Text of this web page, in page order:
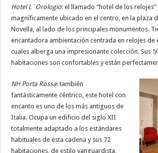
Hotel L´Orologio: el llamado “hotel de los relojes”
magníficamente ubicado en el centro, en la plaza
Novella, al lado de los principales monumentos.
encantadora ambientación centrada en relojes de
cuales alberga una impresionante colección. Sus
habitaciones son confortables y están
NH Porta Rossa: también
fantásticamente céntrico, este hotel con
encanto es uno de los más antiguos de
Italia. Ocupa un edificio del siglo XII
totalmente adaptado a los estándares
habituales de esta cadena y sus 72
habitaciones, de estilo vanguardista,